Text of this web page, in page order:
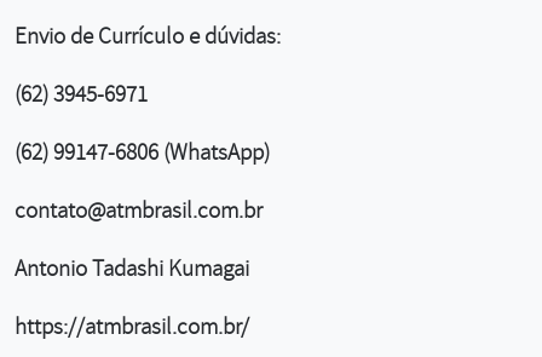
Envio de Currículo e dúvidas:
(62) 3945-6971
(62) 99147-6806 (WhatsApp)
contato@atmbrasil.com.br
Antonio Tadashi Kumagai
https://atmbrasil.com.br/